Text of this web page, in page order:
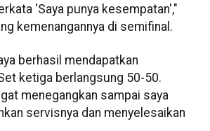
'Saya punya kesempatan',"
kemenangannya di semifinal.
berhasil mendapatkan
ketiga berlangsung 50-50.
menegangkan sampai saya
servisnya dan menyelesaikan